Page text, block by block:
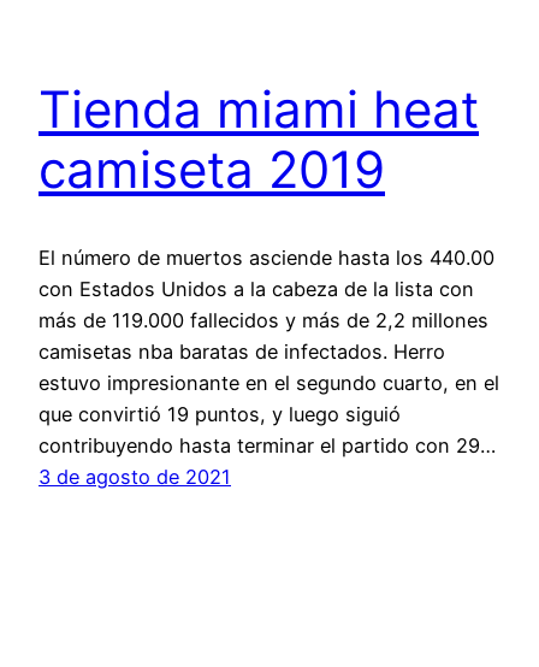
Tienda miami heat
camiseta 2019
El número de muertos asciende hasta los 440.00
con Estados Unidos a la cabeza de la lista con
más de 119.000 fallecidos y más de 2,2 millones
camisetas nba baratas de infectados. Herro
estuvo impresionante en el segundo cuarto, en el
que convirtió 19 puntos, y luego siguió
contribuyendo hasta terminar el partido con 29…
3 de agosto de 2021